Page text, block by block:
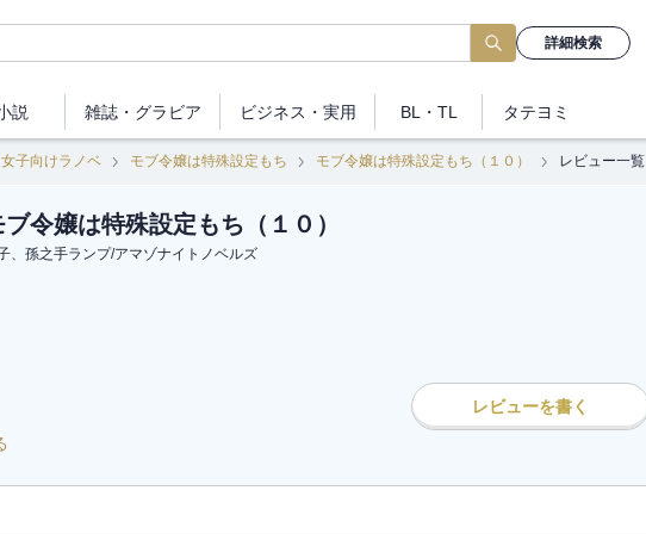
詳細検索
説 雑誌・ グラビア ビジネス ・実用 BL・TL タテヨミ
女子向けラノベ モブ令嬢は特殊設定もち モブ令嬢は特殊設定もち（１０） レビュー一覧
ブ令嬢は特殊設定もち（１０）
、孫之手ランプ/アマゾナイトノベルズ
レビューを書く